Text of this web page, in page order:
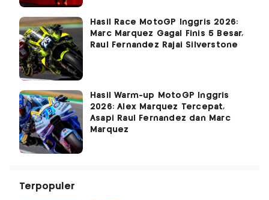
Hasil Race MotoGP Inggris 2026:
Marc Marquez Gagal Finis 5 Besar,
Raul Fernandez Rajai Silverstone
Hasil Warm-up MotoGP Inggris
2026: Alex Marquez Tercepat,
Asapi Raul Fernandez dan Marc
Marquez
Terpopuler